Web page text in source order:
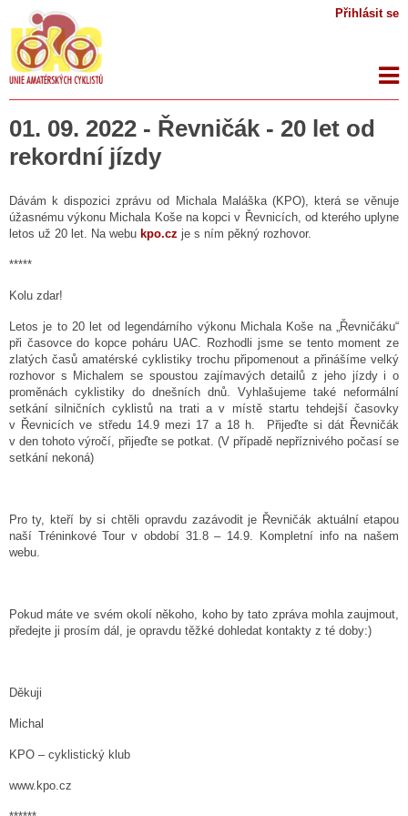
Přihlásit se
01. 09. 2022 - Řevničák - 20 let od
rekordní jízdy
Dávám k dispozici zprávu od Michala Maláška (KPO), která se věnuje
úžasnému výkonu Michala Koše na kopci v Řevnicích, od kterého uplyne
letos už 20 let. Na webu kpo.cz je s ním pěkný rozhovor.
*****
Kolu zdar!
Letos je to 20 let od legendárního výkonu Michala Koše na „Řevničáku“
při časovce do kopce poháru UAC. Rozhodli jsme se tento moment ze
zlatých časů amatérské cyklistiky trochu připomenout a přinášíme velký
rozhovor s Michalem se spoustou zajímavých detailů z jeho jízdy i o
proměnách cyklistiky do dnešních dnů. Vyhlašujeme také neformální
setkání silničních cyklistů na trati a v místě startu tehdejší časovky
v Řevnicích ve středu 14.9 mezi 17 a 18 h. Přijeďte si dát Řevničák
v den tohoto výročí, přijeďte se potkat. (V případě nepříznivého počasí se
setkání nekoná)
Pro ty, kteří by si chtěli opravdu zazávodit je Řevničák aktuální etapou
naší Tréninkové Tour v období 31.8 – 14.9. Kompletní info na našem
webu.
Pokud máte ve svém okolí někoho, koho by tato zpráva mohla zaujmout,
předejte ji prosím dál, je opravdu těžké dohledat kontakty z té doby:)
Děkuji
Michal
KPO – cyklistický klub
www.kpo.cz